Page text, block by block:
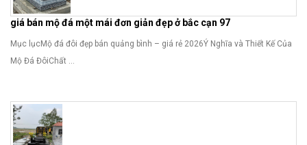
giá bán mộ đá một mái đơn giản đẹp ở bắc cạn 97
Mục lụcMộ đá đôi đẹp bán quảng bình – giá rẻ 2026Ý Nghĩa và Thiết Kế Của
Mộ Đá ĐôiChất ...